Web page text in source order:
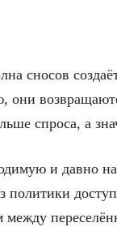
сносов
спроса, а
и давно
политики
между